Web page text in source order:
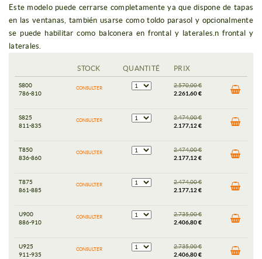
Este modelo puede cerrarse completamente ya que dispone de tapas
en las ventanas, también usarse como toldo parasol y opcionalmente
se puede habilitar como balconera en frontal y laterales.n frontal y
laterales.
STOCK QUANTITÉ PRIX
S800
786-810
CONSULTER
2.570,00 €
2.261,60 €
S825
811-835
CONSULTER
2.474,00 €
2.177,12 €
T850
836-860
CONSULTER
2.474,00 €
2.177,12 €
T875
861-885
CONSULTER
2.474,00 €
2.177,12 €
U900
886-910
CONSULTER
2.735,00 €
2.406,80 €
U925
911-935
CONSULTER
2.735,00 €
2.406,80 €